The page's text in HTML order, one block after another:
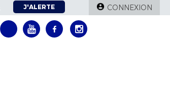
J'ALERTE CONNEXION